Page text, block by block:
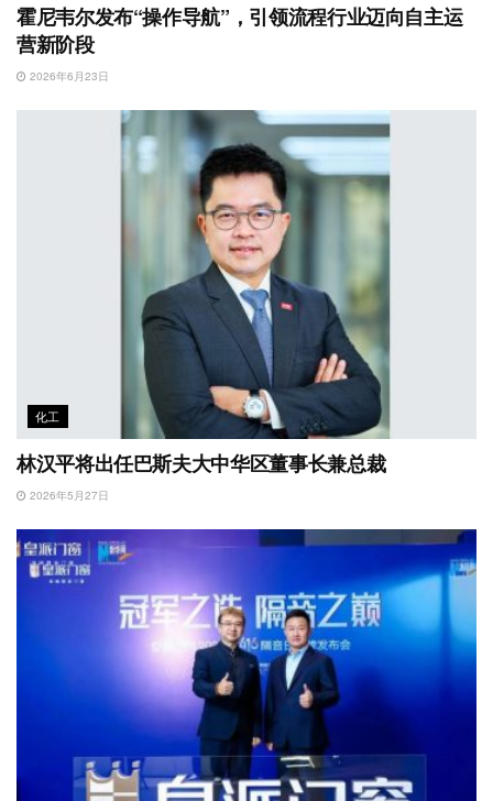
霍尼韦尔发布“操作导航”，引领流程行业迈向自主运
营新阶段
2026年6月23日
化工
林汉平将出任巴斯夫大中华区董事长兼总裁
2026年5月27日